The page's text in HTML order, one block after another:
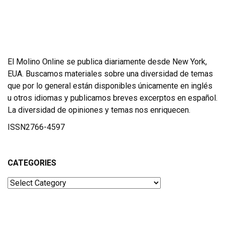
El Molino Online se publica diariamente desde New York,
EUA. Buscamos materiales sobre una diversidad de temas
que por lo general están disponibles únicamente en inglés
u otros idiomas y publicamos breves excerptos en español.
La diversidad de opiniones y temas nos enriquecen.
ISSN2766-4597
CATEGORIES
Categories